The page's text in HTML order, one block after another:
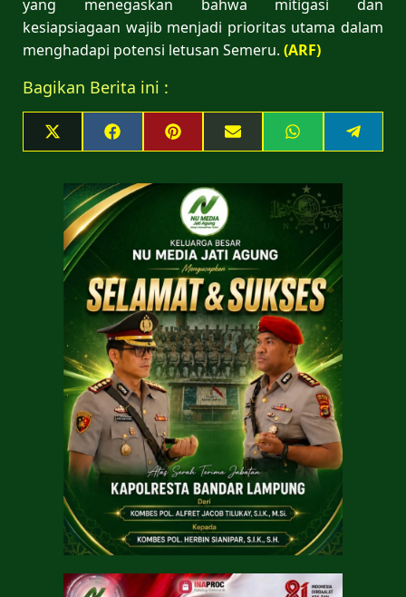
yang menegaskan bahwa mitigasi dan
kesiapsiagaan wajib menjadi prioritas utama dalam
menghadapi potensi letusan Semeru. (ARF)
Bagikan Berita ini :